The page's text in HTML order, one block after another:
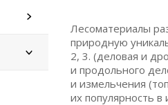
Лесоматериалы
природную
2, 3. (деловая и
и продольного
и измельчения
их популярность в